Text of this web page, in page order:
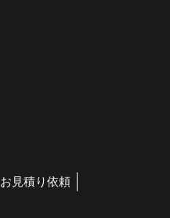
お見積り依頼